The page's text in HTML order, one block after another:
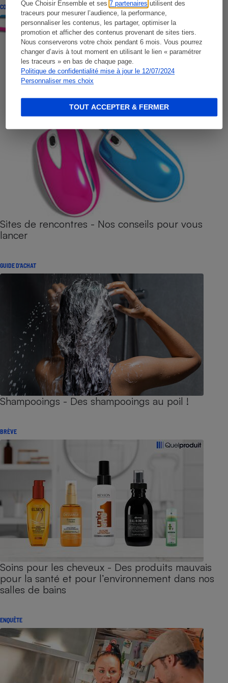
Que Choisir Ensemble et ses7 partenaires utilisent des
traceurs pour mesurer l’audience, la performance,
personnaliser les contenus, les partager, optimiser la
promotion et afficher des contenus provenant de sites tiers.
Nous conserverons votre choix pendant 6 mois. Vous pourrez
changer d’avis à tout moment en utilisant le lien « paramétrer
les traceurs » en bas de chaque page.
Politique de confidentialité mise à jour le 12/07/2024
Personnaliser mes choix
TOUT ACCEPTER & FERMER
CONSEILS
Sites de rencontres - Nos conseils pour vous
lancer
GUIDE D'ACHAT
Shampooings - Des shampooings au poil !
BRÈVE
Soins pour les cheveux - Des produits mauvais
pour la santé et pour l’environnement dans nos
salles de bains
ENQUÊTE